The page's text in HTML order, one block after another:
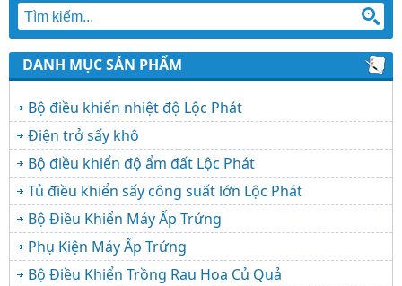
DANH MỤC SẢN PHẨM
Bộ điều khiển nhiệt độ Lộc Phát
Điện trở sấy khô
Bộ điều khiển độ ẩm đất Lộc Phát
Tủ điều khiển sấy công suất lớn Lộc Phát
Bộ Điều Khiển Máy Ấp Trứng
Phụ Kiện Máy Ấp Trứng
Bộ Điều Khiển Trồng Rau Hoa Củ Quả